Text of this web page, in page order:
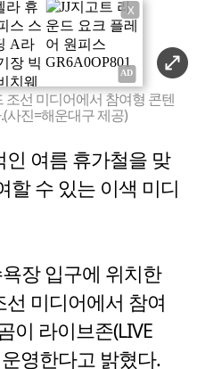
X
선 미디어에서 참여형 콘텐
사진=해운대구 제공)
여름 휴가철을 맞
할 수 있는 이색 미디
장 입구에 위치한
미디어에서 참여
이 라이브존(LIVE
영한다고 밝혔다.